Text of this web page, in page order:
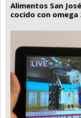
Alimentos San
cocido con omega